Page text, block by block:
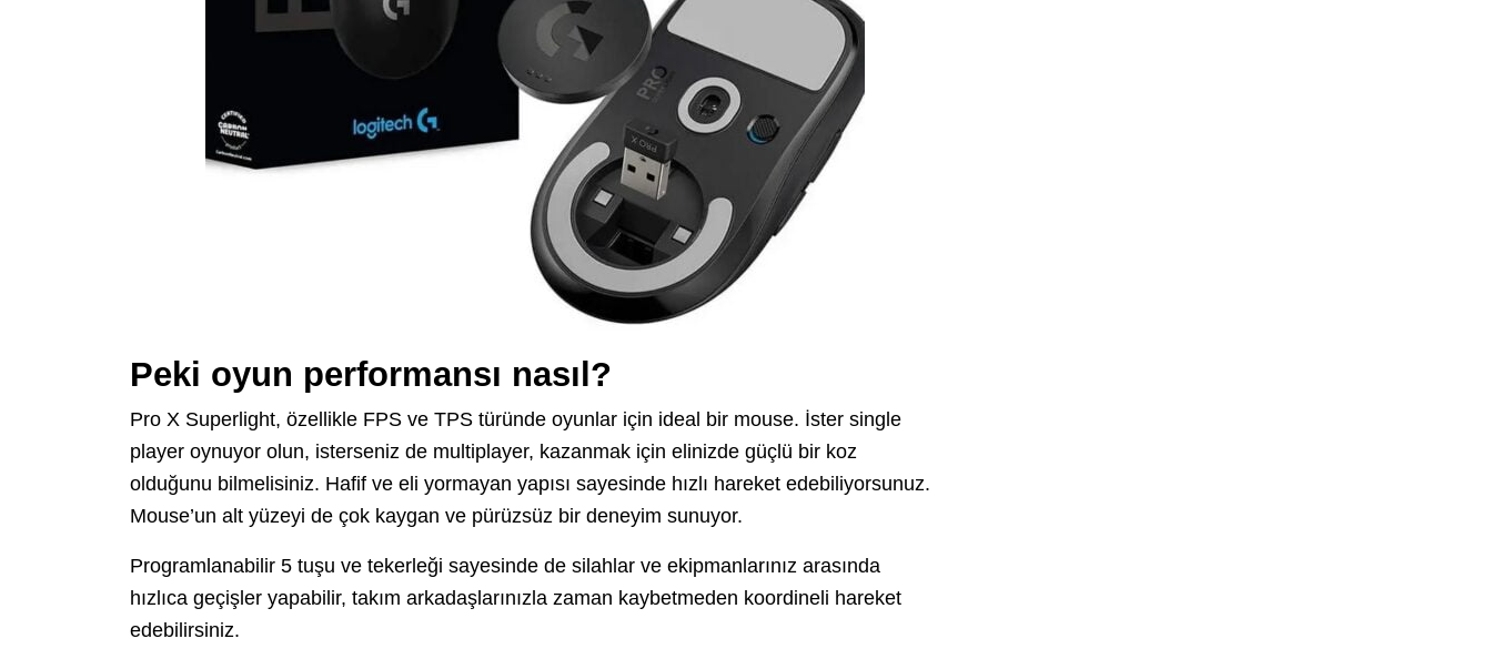
Peki oyun performansı nasıl?
Pro X Superlight, özellikle FPS ve TPS türünde oyunlar için ideal bir mouse. İster single
player oynuyor olun, isterseniz de multiplayer, kazanmak için elinizde güçlü bir koz
olduğunu bilmelisiniz. Hafif ve eli yormayan yapısı sayesinde hızlı hareket edebiliyorsunuz.
Mouse’un alt yüzeyi de çok kaygan ve pürüzsüz bir deneyim sunuyor.
Programlanabilir 5 tuşu ve tekerleği sayesinde de silahlar ve ekipmanlarınız arasında
hızlıca geçişler yapabilir, takım arkadaşlarınızla zaman kaybetmeden koordineli hareket
edebilirsiniz.